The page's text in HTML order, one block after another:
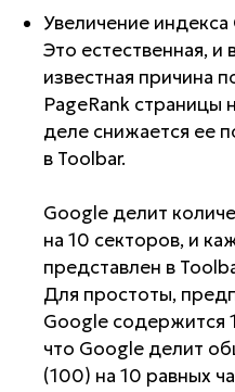
Увеличение
Это естественная,
известная причина
PageRank страницы
деле снижается ее
в Toolbar.
Google делит
на 10 секторов, и
представлен в
Для простоты,
Google содержится
что Google делит
(100) на 10 равных